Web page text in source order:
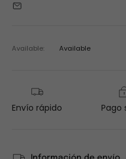
Available: Available
Envío rápido Pago